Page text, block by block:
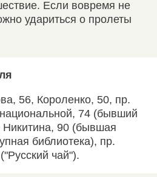
Если вовремя не
удариться о пролеты
56, Короленко, 50, пр.
74 (бывший
90 (бывшая
библиотека), пр.
чай").